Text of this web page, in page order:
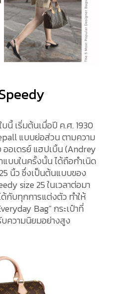
นี้ เริ่มต้นเมื่อปี ค.ศ. 1930
แบบย่อส่วน ตามความ
ออเดรย์ แฮปเบิ้น (Andrey
บบในครั้งนั้น ได้ถือกำเนิด
นิ้ว ซึ่งเป็นต้นแบบของ
size 25 ในเวลาต่อมา
ด้กับทุกการแต่งตัว ทำให้
Bag” กระเป๋าที่
บความนิยมอย่างสูง